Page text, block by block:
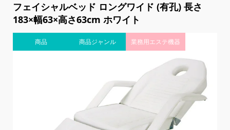
フェイシャルベッド ロングワイド (有孔) 長さ
183×幅63×高さ63cm ホワイト
商品 商品ジャンル 業務用エステ機器